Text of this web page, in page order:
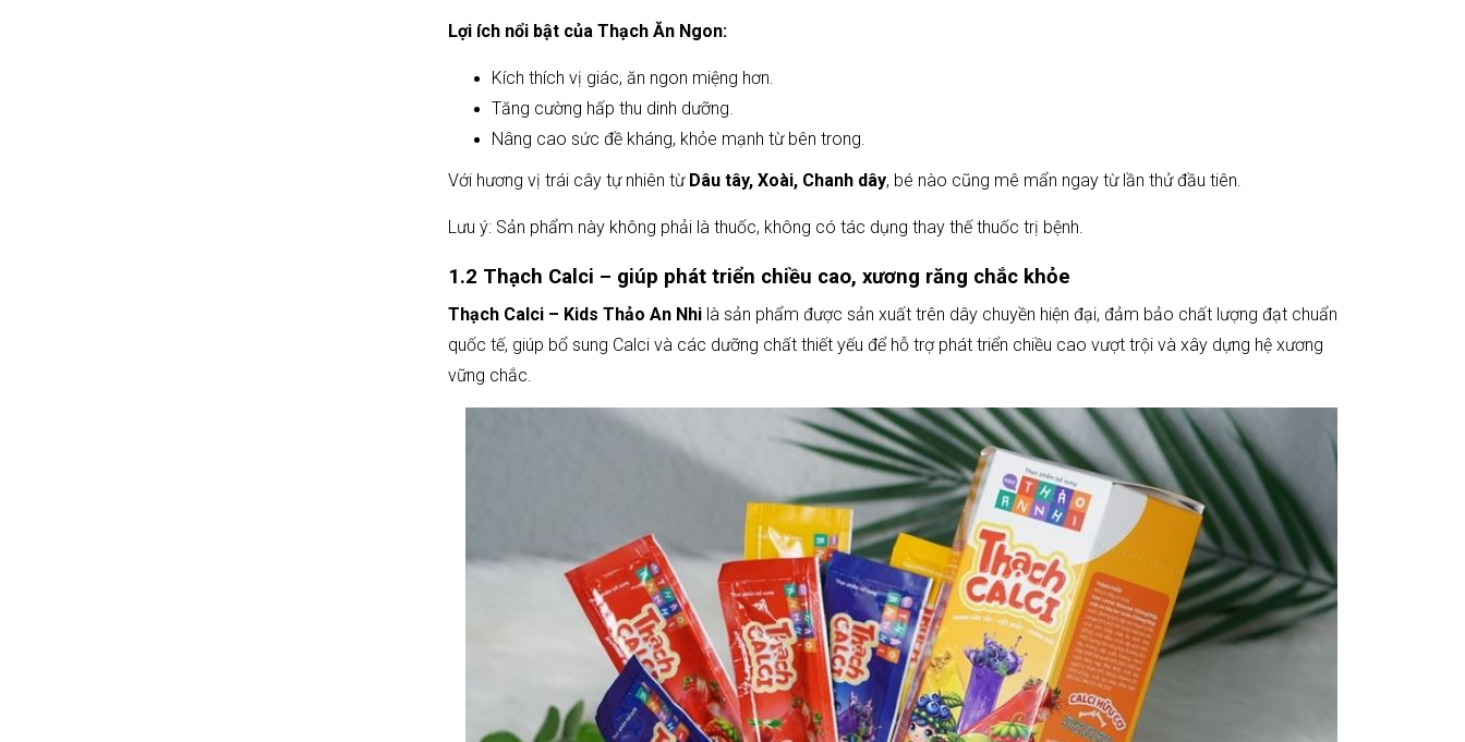
Lợi ích nổi bật của Thạch Ăn Ngon:
Kích thích vị giác, ăn ngon miệng hơn.
Tăng cường hấp thu dinh dưỡng.
Nâng cao sức đề kháng, khỏe mạnh từ bên trong.
Với hương vị trái cây tự nhiên từ Dâu tây, Xoài, Chanh dây, bé nào cũng mê mẩn ngay từ lần thử đầu tiên.
Lưu ý: Sản phẩm này không phải là thuốc, không có tác dụng thay thế thuốc trị bệnh.
1.2 Thạch Calci – giúp phát triển chiều cao, xương răng chắc khỏe
Thạch Calci – Kids Thảo An Nhi là sản phẩm được sản xuất trên dây chuyền hiện đại, đảm bảo chất lượng đạt chuẩn
quốc tế, giúp bổ sung Calci và các dưỡng chất thiết yếu để hỗ trợ phát triển chiều cao vượt trội và xây dựng hệ xương
vững chắc.